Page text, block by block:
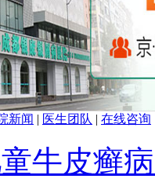
新闻 | 医生团队 | 在线咨询
童牛皮癣